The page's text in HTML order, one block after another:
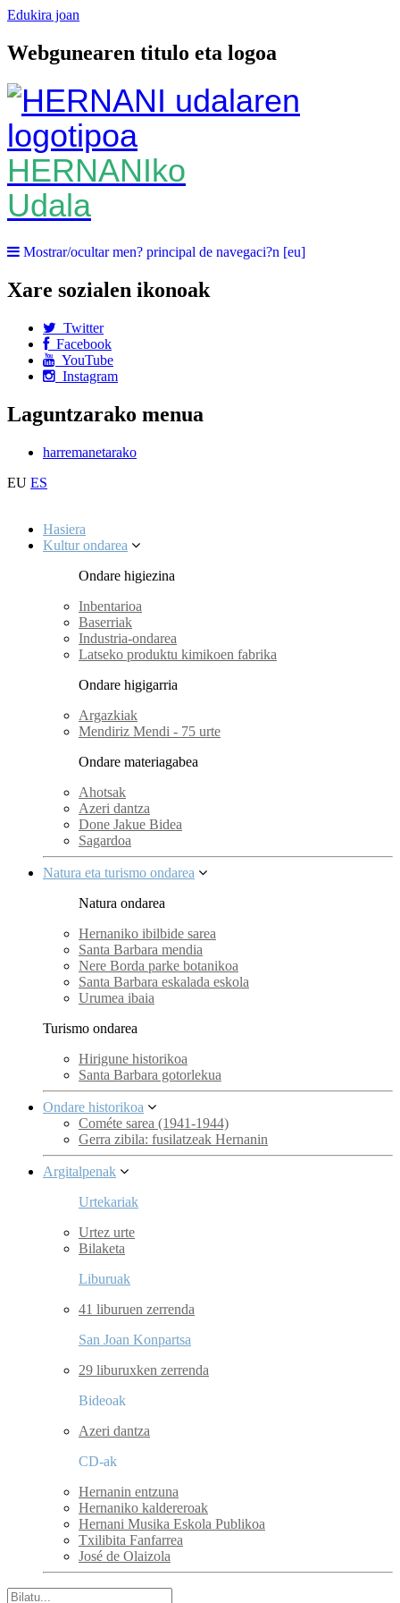
Edukira joan
Webgunearen titulo eta logoa
HERNANIko
Udala
Mostrar/ocultar men? principal de navegaci?n [eu]
Xare sozialen ikonoak
Twitter
Facebook
YouTube
Instagram
Laguntzarako menua
harremanetarako
EU ES
Hasiera
Kultur ondarea
Ondare higiezina
Inbentarioa
Baserriak
Industria-ondarea
Latseko produktu kimikoen fabrika
Ondare higigarria
Argazkiak
Mendiriz Mendi - 75 urte
Ondare materiagabea
Ahotsak
Azeri dantza
Done Jakue Bidea
Sagardoa
Natura eta turismo ondarea
Natura ondarea
Hernaniko ibilbide sarea
Santa Barbara mendia
Nere Borda parke botanikoa
Santa Barbara eskalada eskola
Urumea ibaia
Turismo ondarea
Hirigune historikoa
Santa Barbara gotorlekua
Ondare historikoa
Cométe sarea (1941-1944)
Gerra zibila: fusilatzeak Hernanin
Argitalpenak
Urtekariak
Urtez urte
Bilaketa
Liburuak
41 liburuen zerrenda
San Joan Konpartsa
29 liburuxken zerrenda
Bideoak
Azeri dantza
CD-ak
Hernanin entzuna
Hernaniko kaldereroak
Hernani Musika Eskola Publikoa
Txilibita Fanfarrea
José de Olaizola